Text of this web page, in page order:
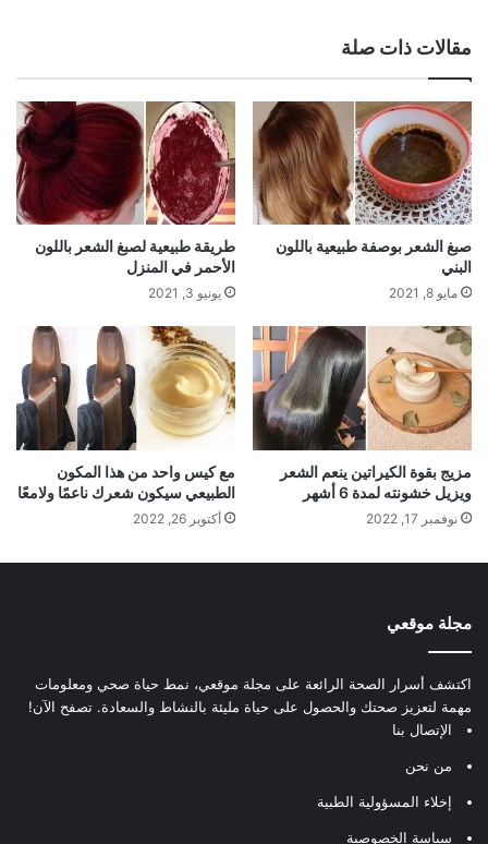
مقالات ذات صلة
صبغ الشعر بوصفة طبيعية باللون
البني
مايو 8, 2021
طريقة طبيعية لصبغ الشعر باللون
الأحمر في المنزل
يونيو 3, 2021
مزيج بقوة الكيراتين ينعم الشعر
ويزيل خشونته لمدة 6 أشهر
نوفمبر 17, 2022
مع كيس واحد من هذا المكون
الطبيعي سيكون شعرك ناعمًا ولامعًا
أكتوبر 26, 2022
مجلة موقعي
اكتشف أسرار الصحة الرائعة على مجلة موقعي، نمط حياة صحي ومعلومات
مهمة لتعزيز صحتك والحصول على حياة مليئة بالنشاط والسعادة. تصفح الآن!
الإتصال بنا
من نحن
إخلاء المسؤولية الطبية
سياسة الخصوصية